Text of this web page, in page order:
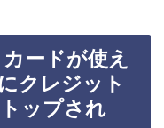
ードが使え
クレジット
ップされ